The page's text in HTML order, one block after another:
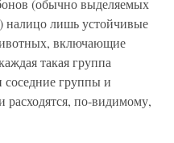
(обычно выделяемых
налицо лишь устойчивые
включающие
такая группа
соседние группы и
расходятся, по-видимому,